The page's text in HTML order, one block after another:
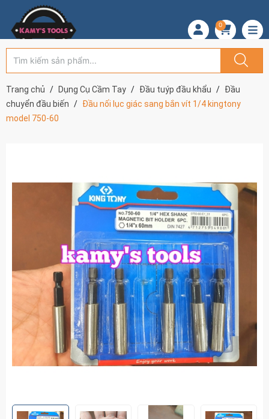
0
Trang chủ Dụng Cụ Cầm Tay Đầu tuýp đầu khẩu
Đầu
chuyển đầu biến
Đầu nối lục giác sang bắn vít 1/4 kingtony
model 750-60